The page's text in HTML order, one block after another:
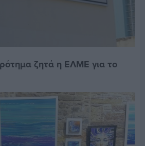
ζητά η ΕΛΜΕ για το